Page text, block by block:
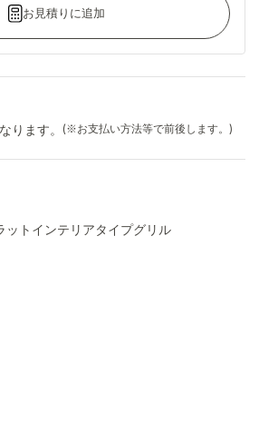
お見積りに追加
ります。
(※お支払い方法等で前後します。)
ットインテリアタイプグリル